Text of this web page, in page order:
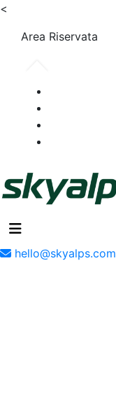
<
Area Riservata
hello@skyalps.com